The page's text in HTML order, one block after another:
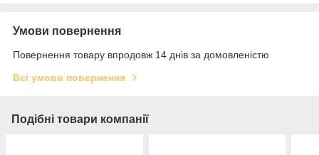
Умови повернення
Повернення товару впродовж 14 днів за домовленістю
Всі умови повернення
Подібні товари компанії